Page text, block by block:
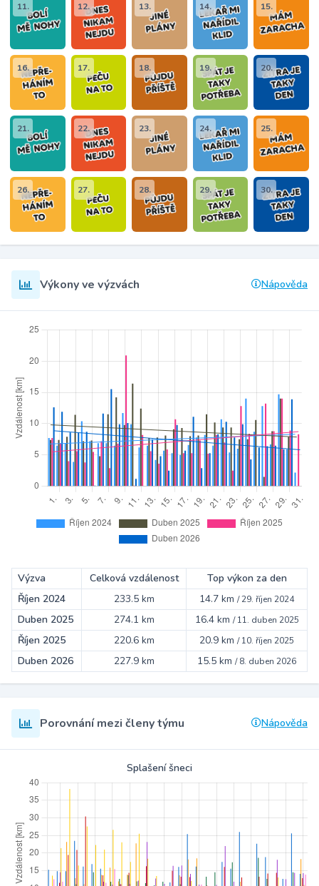
11. 12. 13. 14. 15.
16. 17. 18. 19. 20.
21. 22. 23. 24. 25.
26. 27. 28. 29. 30.
Výkony ve výzvách Nápověda
Výzva Celková vzdálenost
Top výkon za den
Říjen 2024
233.5 km 14.7 km /29. říjen 2024
Duben 2025 274.1 km 16.4 km /11. duben 2025
Říjen 2025 220.6 km 20.9 km /10. říjen 2025
Duben 2026 227.9 km 15.5 km /8. duben 2026
Porovnání mezi členy týmu Nápověda
Splašení šneci